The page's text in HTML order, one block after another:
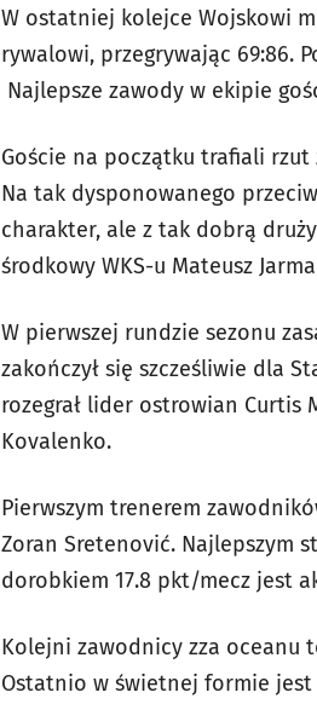
W ostatniej kolejce Wojskowi
rywalowi, przegrywając 69:86.
Najlepsze zawody w ekipie
Goście na początku trafiali
Na tak dysponowanego
charakter, ale z tak dobrą
środkowy WKS-u Mateusz
W pierwszej rundzie sezonu
zakończył się szcześliwie dla
rozegrał lider ostrowian Curtis
Kovalenko.
Pierwszym trenerem
Zoran Sretenović. Najlepszym
dorobkiem 17.8 pkt/mecz jest
Kolejni zawodnicy zza oceanu
Ostatnio w świetnej formie jest